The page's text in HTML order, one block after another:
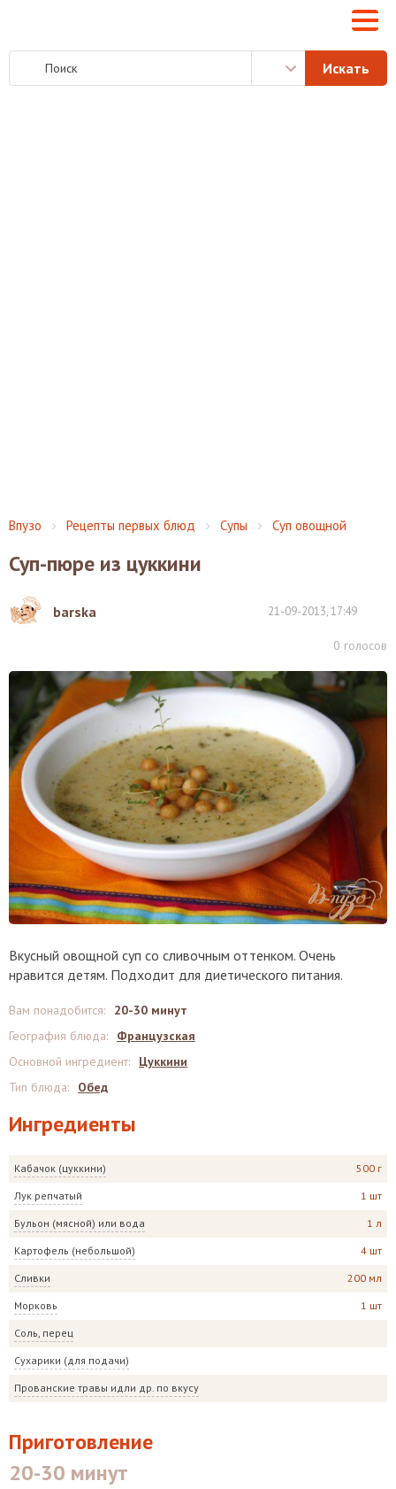
Впузо Рецепты первых блюд Супы Суп овощной
Суп-пюре из цуккини
barska 21-09-2013, 17:49
0 голосов
Вкусный овощной суп со сливочным оттенком. Очень
нравится детям. Подходит для диетического питания.
Ингредиенты
Кабачок (цуккини) 500 г
Лук репчатый 1 шт
Бульон (мясной) или вода 1 л
Картофель (небольшой) 4 шт
Сливки 200 мл
Морковь 1 шт
Соль, перец
Сухарики (для подачи)
Прованские травы идли др. по вкусу
Вам понадобится:
20-30 минут
География блюда:
Французская
Основной ингредиент:
Цуккини
Тип блюда: Обед
Приготовление
20-30 минут